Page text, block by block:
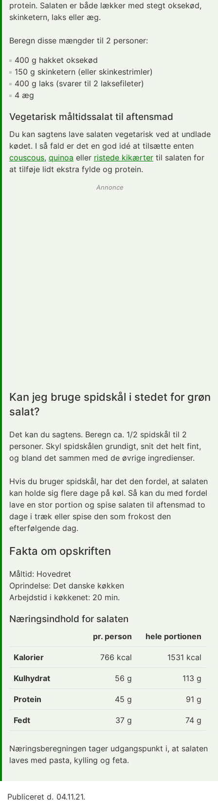
protein. Salaten er både lækker med stegt oksekød,
skinketern, laks eller æg.
Beregn disse mængder til 2 personer:
400 g hakket oksekød
150 g skinketern (eller skinkestrimler)
400 g laks (svarer til 2 laksefileter)
4 æg
Vegetarisk måltidssalat til aftensmad
Du kan sagtens lave salaten vegetarisk ved at undlade
kødet. I så fald er det en god idé at tilsætte enten
couscous, quinoa eller ristede kikærter til salaten for
at tilføje lidt ekstra fylde og protein.
Annonce
Kan jeg bruge spidskål i stedet for grøn
salat?
Det kan du sagtens. Beregn ca. 1/2 spidskål til 2
personer. Skyl spidskålen grundigt, snit det helt fint,
og bland det sammen med de øvrige ingredienser.
Hvis du bruger spidskål, har det den fordel, at salaten
kan holde sig flere dage på køl. Så kan du med fordel
lave en stor portion og spise salaten til aftensmad to
dage i træk eller spise den som frokost den
efterfølgende dag.
Fakta om opskriften
Måltid: Hovedret
Oprindelse: Det danske køkken
Arbejdstid i køkkenet: 20 min.
Næringsindhold for salaten
pr. person hele portionen
Kalorier 766 kcal 1531 kcal
Kulhydrat 56 g 113 g
Protein 45 g 91 g
Fedt 37 g 74 g
Næringsberegningen tager udgangspunkt i, at salaten
laves med pasta, kylling og feta.
Publiceret d. 04.11.21.